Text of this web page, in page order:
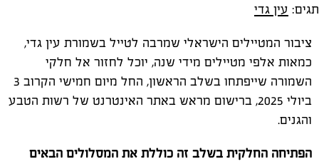
תגים: עין גדי
ציבור המטיילים הישראלי שמרבה לטייל בשמורת עין גדי,
כמאות אלפי מטיילים מידי שנה, יוכל לחזור אל חלקי
השמורה שייפתחו בשלב הראשון, החל מיום חמישי הקרוב 3
ביולי 2025, ברישום מראש באתר האינטרנט של רשות הטבע
והגנים.
הפתיחה החלקית בשלב זה כוללת את המסלולים הבאים